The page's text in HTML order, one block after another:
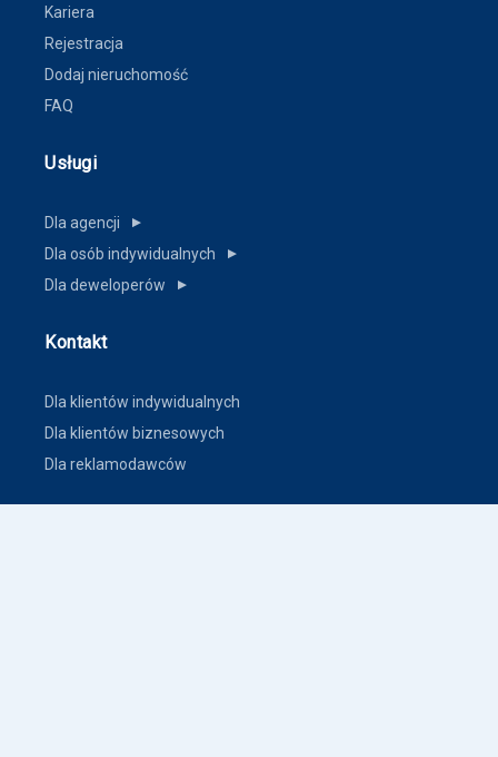
Kariera
Rejestracja
Dodaj nieruchomość
FAQ
Usługi
Dla agencji ▼
Dla osób indywidualnych ▼
Dla deweloperów ▼
Kontakt
Dla klientów indywidualnych
Dla klientów biznesowych
Dla reklamodawców